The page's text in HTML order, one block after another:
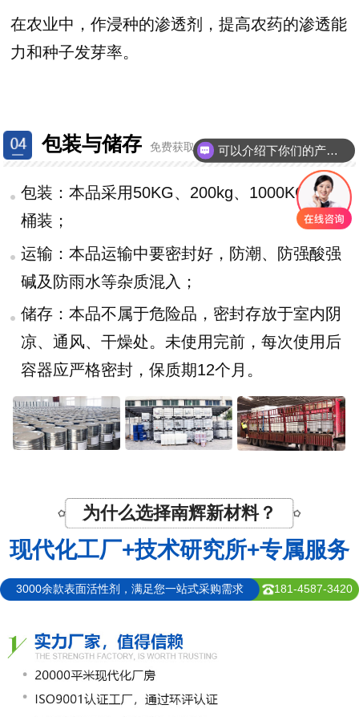
在农业中，作浸种的渗透剂，提高农药的渗透能
力和种子发芽率。
包装与储存 免费获取方案：181-4587-3420
包装：本品采用50KG、200kg、1000KG塑料
桶装；
运输：本品运输中要密封好，防潮、防强酸强
碱及防雨水等杂质混入；
储存：本品不属于危险品，密封存放于室内阴
凉、通风、干燥处。未使用完前，每次使用后
容器应严格密封，保质期12个月。
为什么选择南辉新材料？
现代化工厂+技术研究所+专属服务
3000余款表面活性剂，满足您一站式采购需求 181-4587-3420
可以介绍下你们的产品么？